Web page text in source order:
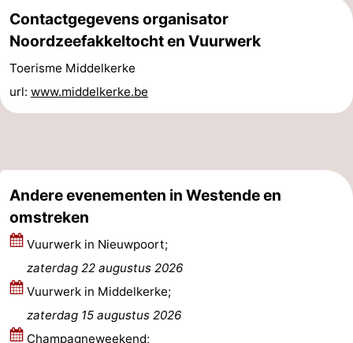
Het
Zwin
Knokke-
Heist
-
Zeebrugge
-
Blankenberge
-
Haan
Bredene
-
Oostende
-
Middelkerke
Nieuwpoort
-
Oostduinkerke
-
Contactgegevens organisator
Noordzeefakkeltocht en Vuurwerk
Toerisme Middelkerke
url: www.middelkerke.be
Andere evenementen in Westende en
omstreken
Vuurwerk in Nieuwpoort;
zaterdag 22 augustus 2026
Vuurwerk in Middelkerke;
zaterdag 15 augustus 2026
Champagneweekend;